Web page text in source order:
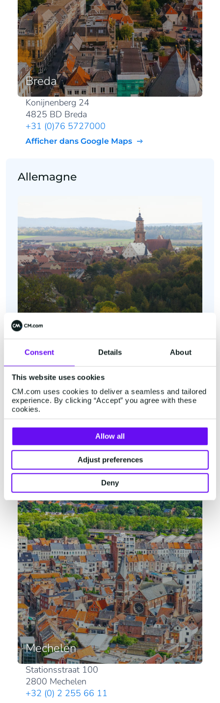
Consent Details About
This website uses cookies
CM.com uses cookies to deliver a seamless and tailored
experience. By clicking “Accept” you agree with these
cookies.
Allow all
Adjust preferences
Deny
Breda
Konijnenberg 24
4825 BD Breda
+31 (0)76 5727000
Afficher dans Google Maps
Allemagne
Volkach
Industriestrasse 2B
97332 Volkach
+49 32 221 09 6288
Mechelen
Stationsstraat 100
2800 Mechelen
+32 (0) 2 255 66 11